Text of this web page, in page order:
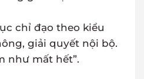
chỉ đạo theo kiểu
giải quyết nội bộ.
như mất hết”.